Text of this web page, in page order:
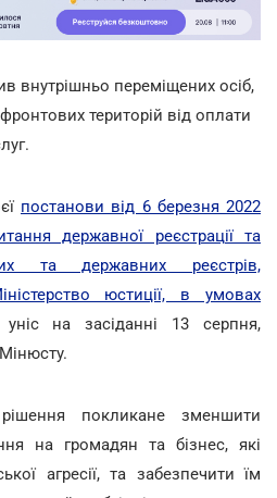
внутрішньо переміщених осіб,
територій від оплати
постанови від 6 березня 2022
державної реєстрації та
та державних реєстрів,
юстиції, в умовах
на засіданні 13 серпня,
покликане зменшити
на громадян та бізнес, які
агресії, та забезпечити їм